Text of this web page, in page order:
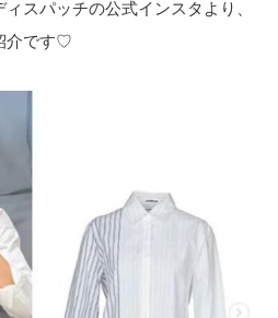
スパッチの公式インスタより、
介です♡